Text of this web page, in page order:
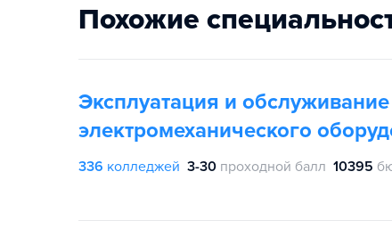
Похожие
Эксплуатация и
электромеханического
336 колледжей 3-30 проходной балл 10395